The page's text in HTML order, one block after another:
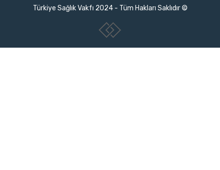
Türkiye Sağlık Vakfı 2024 - Tüm Hakları Saklıdır ©
www.collectivepeople.com.tr